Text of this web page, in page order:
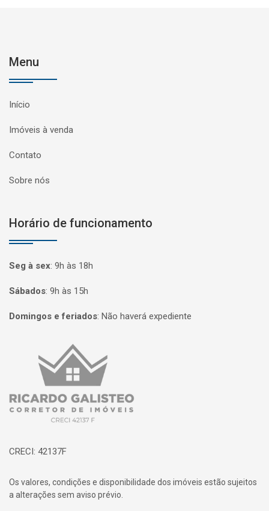
Menu
Início
Imóveis à venda
Contato
Sobre nós
Horário de funcionamento
Seg à sex: 9h às 18h
Sábados: 9h às 15h
Domingos e feriados: Não haverá expediente
Página inicial
CRECI: 42137F
Os valores, condições e disponibilidade dos imóveis estão sujeitos
a alterações sem aviso prévio.